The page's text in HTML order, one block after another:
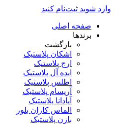
وارد شوید ثبت‌نام کنید
صفحه اصلی
برندها
بازگشت
اشکان پلاستیک
ارج پلاستیک
ایده آل پلاستیک
اطلس پلاستیک
آریسام پلاستیک
آپادانا پلاستیک
الماس کاران بلور
بازن پلاستیک